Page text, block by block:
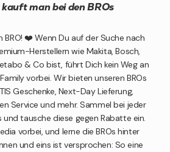
man bei den BROs
BRO! ❤️ Wenn Du auf der Suche nach
Herstellern wie Makita, Bosch,
& Co bist, führt Dich kein Weg an
vorbei. Wir bieten unseren BROs
Geschenke, Next-Day Lieferung,
Service und mehr. Sammel bei jeder
und tausche diese gegen Rabatte ein.
vorbei, und lerne die BROs hinter
und eins ist versprochen: So eine